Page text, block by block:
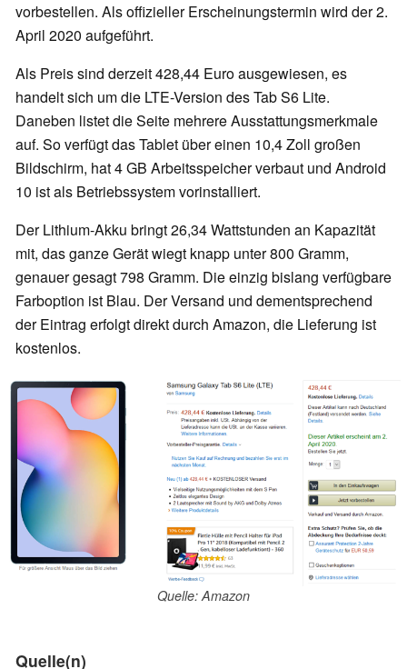
vorbestellen. Als offizieller Erscheinungstermin wird der 2.
April 2020 aufgeführt.
Als Preis sind derzeit 428,44 Euro ausgewiesen, es
handelt sich um die LTE-Version des Tab S6 Lite.
Daneben listet die Seite mehrere Ausstattungsmerkmale
auf. So verfügt das Tablet über einen 10,4 Zoll großen
Bildschirm, hat 4 GB Arbeitsspeicher verbaut und Android
10 ist als Betriebssystem vorinstalliert.
Der Lithium-Akku bringt 26,34 Wattstunden an Kapazität
mit, das ganze Gerät wiegt knapp unter 800 Gramm,
genauer gesagt 798 Gramm. Die einzig bislang verfügbare
Farboption ist Blau. Der Versand und dementsprechend
der Eintrag erfolgt direkt durch Amazon, die Lieferung ist
kostenlos.
Quelle: Amazon
Quelle(n)